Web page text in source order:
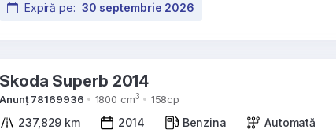
Expiră pe: 30 septembrie 2026
Skoda Superb 2014
Anunț 78169936 1800 cm3 158cp
237,829 km 2014 Benzina Automată